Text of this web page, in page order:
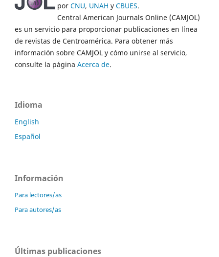
por CNU, UNAH y CBUES.
Central American Journals Online (CAMJOL)
es un servicio para proporcionar publicaciones en línea
de revistas de Centroamérica. Para obtener más
información sobre CAMJOL y cómo unirse al servicio,
consulte la página Acerca de.
Idioma
English
Español
Información
Para lectores/as
Para autores/as
Últimas publicaciones